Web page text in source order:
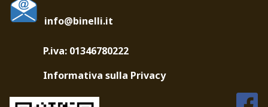
info@binelli.it
P.iva: 01346780222
Informativa sulla Privacy